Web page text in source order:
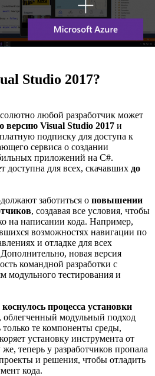
Studio 2017?
любой разработчик может
версию Visual Studio 2017 и
подписку для доступа к
сервиса о создании
приложений на C#.
доступна для всех, скачавших до
заботиться о повышении
, создавая все условия, чтобы
на написании кода. Например,
возможностях навигации по
и отладке для всех
новая версия
командной разработки с
модульного тестирования и
процесса установки
модульный подход
только те компоненты среды,
установку инструмента от
теперь у разработчиков пропала
и решения, чтобы отладить
кода.